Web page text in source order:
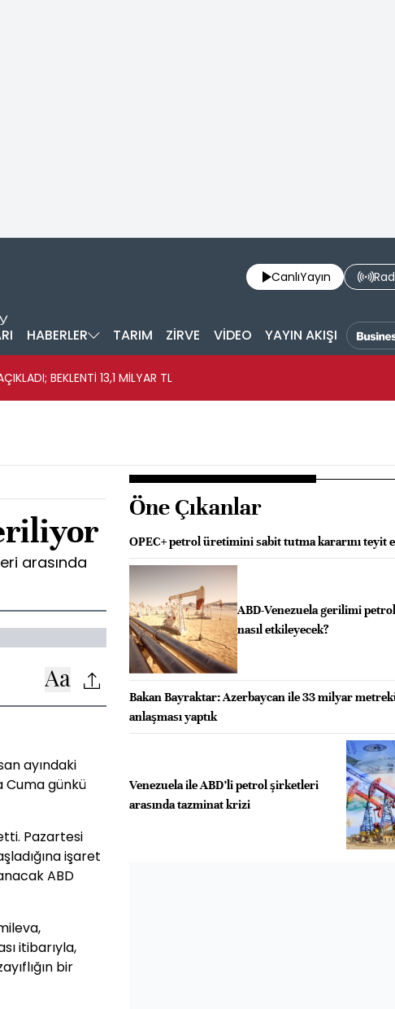
CanlıYayın
HABERLER TARIM ZİRVE VİDEO YAYIN AKIŞI
BEKLENTİ 13,1 MİLYAR TL
arasında
ayındaki
Cuma günkü
Pazartesi
işaret
ABD
itibarıyla,
bir
Öne Çıkanlar
OPEC+ petrol üretimini sabit tutma kararını teyit
ABD-Venezuela gerilimi petrol
nasıl etkileyecek?
Bakan Bayraktar: Azerbaycan ile 33 milyar
anlaşması yaptık
Venezuela ile ABD’li petrol şirketleri
arasında tazminat krizi